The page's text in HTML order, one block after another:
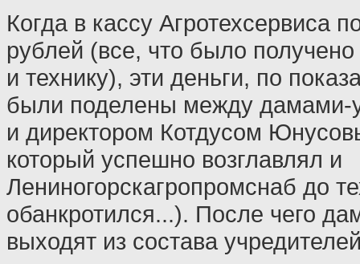
Когда в кассу Агротехсервиса
рублей (все, что было
и технику), эти деньги, по
были поделены между дамами-
и директором Котдусом
который успешно возглавлял и
Лениногорскагропромснаб до
обанкротился...). После чего
выходят из состава